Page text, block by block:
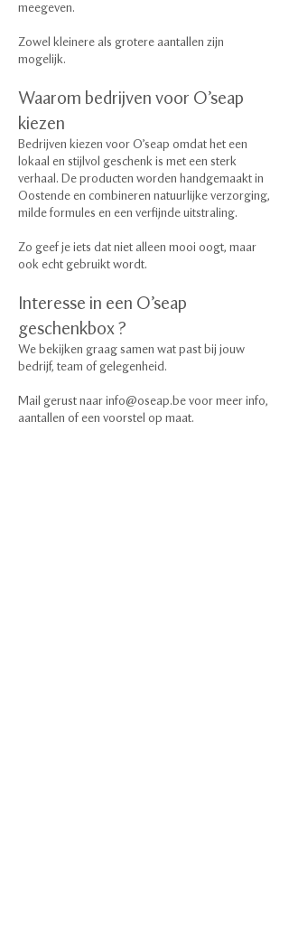
meegeven.
Zowel kleinere als grotere aantallen zijn
mogelijk.
Waarom bedrijven voor O’seap
kiezen
Bedrijven kiezen voor O’seap omdat het een
lokaal en stijlvol geschenk is met een sterk
verhaal. De producten worden handgemaakt in
Oostende en combineren natuurlijke verzorging,
milde formules en een verfijnde uitstraling.
Zo geef je iets dat niet alleen mooi oogt, maar
ook echt gebruikt wordt.
Interesse in een O’seap
geschenkbox ?
We bekijken graag samen wat past bij jouw
bedrijf, team of gelegenheid.
Mail gerust naar info@oseap.be voor meer info,
aantallen of een voorstel op maat.